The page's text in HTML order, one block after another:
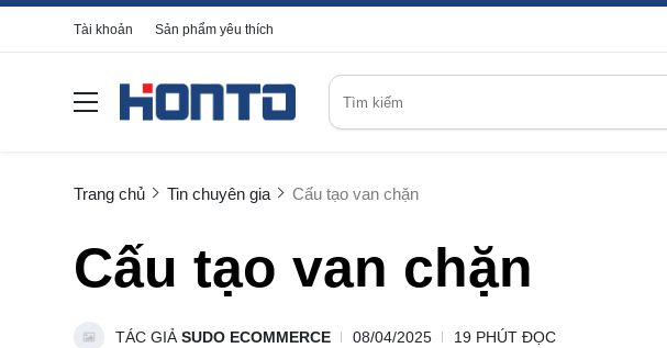
Tài khoản Sản phẩm yêu thích
Trang chủ Tin chuyên gia Cấu tạo van chặn
Cấu tạo van chặn
TÁC GIẢ SUDO ECOMMERCE 08/04/2025 19 PHÚT ĐỌC